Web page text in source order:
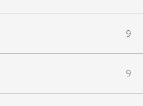
9
9